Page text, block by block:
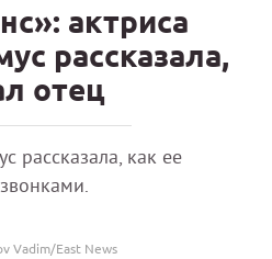
актриса
рассказала,
отец
рассказала, как ее
Vadim/East News